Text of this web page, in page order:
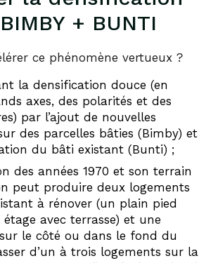
+ BUNTI
ce phénomène vertueux ?
la densification douce (en
axes, des polarités et des
par l’ajout de nouvelles
des parcelles bâties (Bimby) et
du bâti existant (Bunti) ;
des années 1970 et son terrain
peut produire deux logements
à rénover (un plain pied
avec terrasse) et une
le côté ou dans le fond du
d’un à trois logements sur la